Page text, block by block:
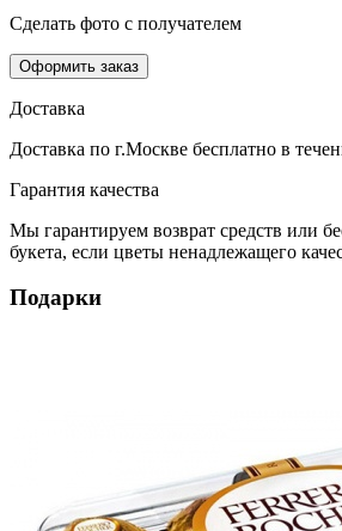
Сделать фото с получателем
Оформить заказ
Доставка
Доставка по г.Москве бесплатно в
Гарантия качества
Мы гарантируем возврат средств или
букета, если цветы ненадлежащего
Подарки